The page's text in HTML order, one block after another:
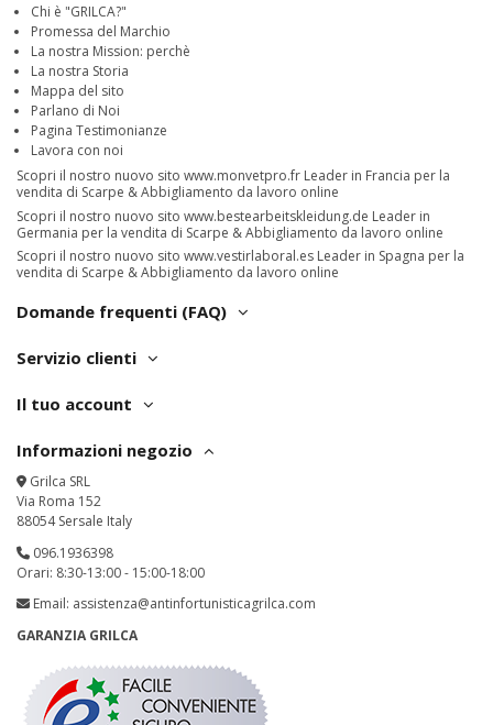
Chi è "GRILCA?"
Promessa del Marchio
La nostra Mission: perchè
La nostra Storia
Mappa del sito
Parlano di Noi
Pagina Testimonianze
Lavora con noi
Scopri il nostro nuovo sito www.monvetpro.fr Leader in Francia per la
vendita di Scarpe & Abbigliamento da lavoro online
Scopri il nostro nuovo sito www.bestearbeitskleidung.de Leader in
Germania per la vendita di Scarpe & Abbigliamento da lavoro online
Scopri il nostro nuovo sito www.vestirlaboral.es Leader in Spagna per la
vendita di Scarpe & Abbigliamento da lavoro online
Domande frequenti (FAQ)
Servizio clienti
Il tuo account
Informazioni negozio
Grilca SRL
Via Roma 152
88054 Sersale Italy
096.1936398
Orari: 8:30-13:00 - 15:00-18:00
Email: assistenza@antinfortunisticagrilca.com
GARANZIA GRILCA